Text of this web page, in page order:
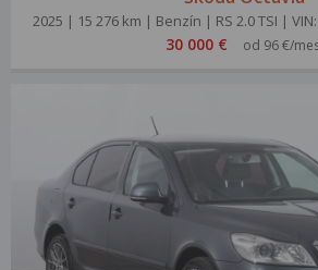
2025 | 15 276 km | Benzín | RS 2.0 TSI | VIN:
30 000 € od 96 €/